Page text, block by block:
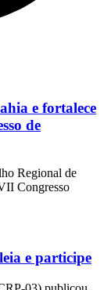
e fortalece
de
Regional de
Congresso
e participe